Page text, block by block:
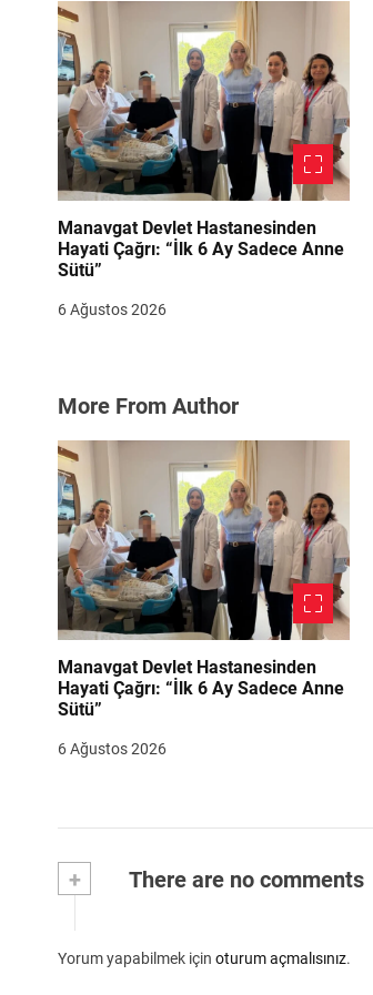
s
i
Manavgat Devlet Hastanesinden
Hayati Çağrı: “İlk 6 Ay Sadece Anne
Sütü”
6 Ağustos 2026
More From Author
Manavgat Devlet Hastanesinden
Hayati Çağrı: “İlk 6 Ay Sadece Anne
Sütü”
6 Ağustos 2026
+ There are no comments
Yorum yapabilmek için oturum açmalısınız.